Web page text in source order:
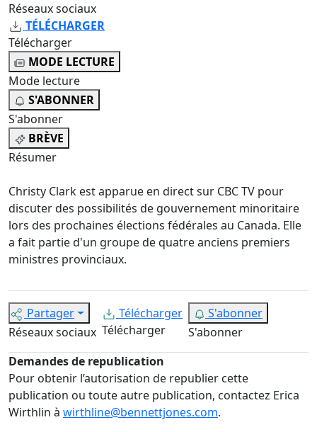
Réseaux sociaux
TÉLÉCHARGER
Télécharger
MODE LECTURE
Mode lecture
S'ABONNER
S'abonner
BRÈVE
Résumer
Christy Clark est apparue en direct sur CBC TV pour
discuter des possibilités de gouvernement minoritaire
lors des prochaines élections fédérales au Canada. Elle
a fait partie d'un groupe de quatre anciens premiers
ministres provinciaux.
Partager
Réseaux sociaux
Télécharger
Télécharger
S'abonner
S'abonner
Demandes de republication
Pour obtenir l’autorisation de republier cette
publication ou toute autre publication, contactez Erica
Wirthlin à wirthline@bennettjones.com.